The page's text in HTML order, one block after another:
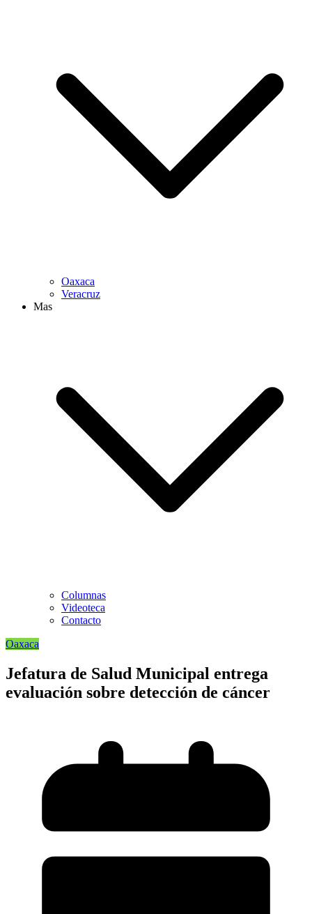
Oaxaca
Veracruz
Mas
Columnas
Videoteca
Contacto
Oaxaca
Jefatura de Salud Municipal entrega
evaluación sobre detección de cáncer